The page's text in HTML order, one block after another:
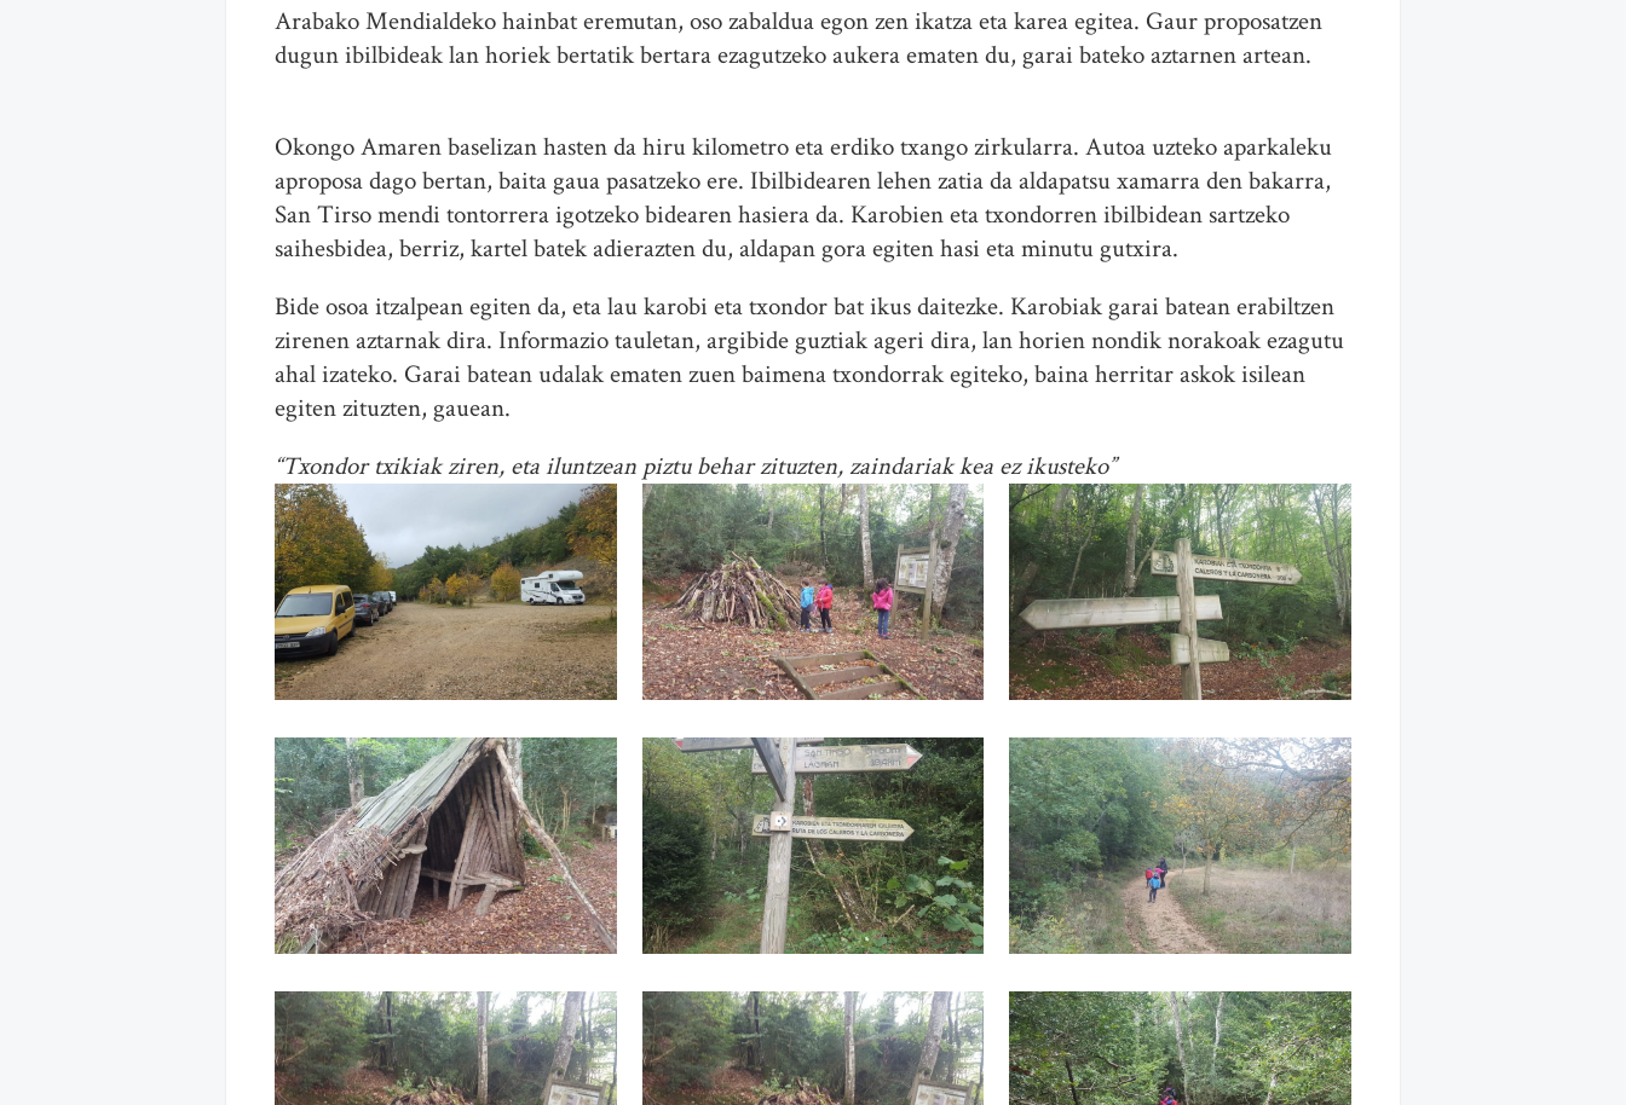
Arabako Mendialdeko hainbat eremutan, oso zabaldua egon zen ikatza eta karea egitea. Gaur proposatzen
dugun ibilbideak lan horiek bertatik bertara ezagutzeko aukera ematen du, garai bateko aztarnen artean.
Okongo Amaren baselizan hasten da hiru kilometro eta erdiko txango zirkularra. Autoa uzteko aparkaleku
aproposa dago bertan, baita gaua pasatzeko ere. Ibilbidearen lehen zatia da aldapatsu xamarra den bakarra,
San Tirso mendi tontorrera igotzeko bidearen hasiera da. Karobien eta txondorren ibilbidean sartzeko
saihesbidea, berriz, kartel batek adierazten du, aldapan gora egiten hasi eta minutu gutxira.
Bide osoa itzalpean egiten da, eta lau karobi eta txondor bat ikus daitezke. Karobiak garai batean erabiltzen
zirenen aztarnak dira. Informazio tauletan, argibide guztiak ageri dira, lan horien nondik norakoak ezagutu
ahal izateko. Garai batean udalak ematen zuen baimena txondorrak egiteko, baina herritar askok isilean
egiten zituzten, gauean.
“Txondor txikiak ziren, eta iluntzean piztu behar zituzten, zaindariak kea ez ikusteko”